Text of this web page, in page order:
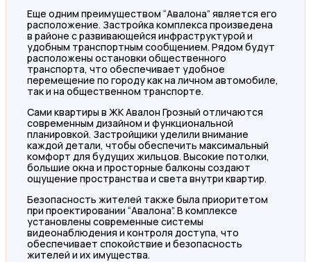
Еще одним преимуществом “Авалона” является его
расположение. Застройка комплекса произведена
в районе с развивающейся инфраструктурой и
удобным транспортным сообщением. Рядом будут
расположены остановки общественного
транспорта, что обеспечивает удобное
перемещение по городу как на личном автомобиле,
так и на общественном транспорте.
Сами квартиры в ЖК Авалон Грозный отличаются
современным дизайном и функциональной
планировкой. Застройщики уделили внимание
каждой детали, чтобы обеспечить максимальный
комфорт для будущих жильцов. Высокие потолки,
большие окна и просторные балконы создают
ощущение пространства и света внутри квартир.
Безопасность жителей также была приоритетом
при проектировании “Авалона”. В комплексе
установлены современные системы
видеонаблюдения и контроля доступа, что
обеспечивает спокойствие и безопасность
жителей и их имущества.